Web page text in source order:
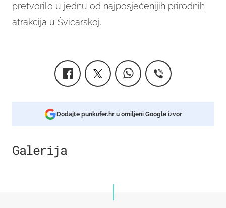
pretvorilo u jednu od najposjećenijih prirodnih
atrakcija u Švicarskoj.
Dodajte punkufer.hr u omiljeni Google izvor
Galerija